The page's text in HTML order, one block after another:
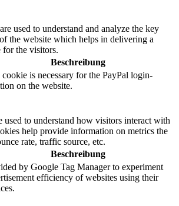
used to understand and analyze the key
the website which helps in delivering a
for the visitors.
Beschreibung
is necessary for the PayPal login-
on the website.
used to understand how visitors interact with
help provide information on metrics the
rate, traffic source, etc.
Beschreibung
by Google Tag Manager to experiment
efficiency of websites using their